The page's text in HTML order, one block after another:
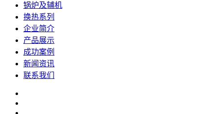
锅炉及辅机
换热系列
企业简介
产品展示
成功案例
新闻资讯
联系我们